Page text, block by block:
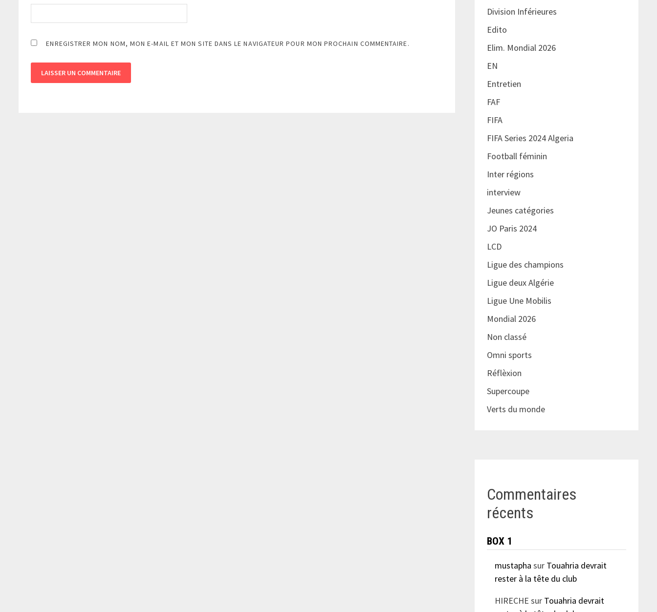
ENREGISTRER MON NOM, MON E-MAIL ET MON SITE DANS LE NAVIGATEUR POUR MON PROCHAIN COMMENTAIRE.
Division Inférieures
Edito
Elim. Mondial 2026
EN
Entretien
FAF
FIFA
FIFA Series 2024 Algeria
Football féminin
Inter régions
interview
Jeunes catégories
JO Paris 2024
LCD
Ligue des champions
Ligue deux Algérie
Ligue Une Mobilis
Mondial 2026
Non classé
Omni sports
Réflèxion
Supercoupe
Verts du monde
Commentaires
récents
BOX 1
mustapha sur Touahria devrait
rester à la tête du club
HIRECHE sur Touahria devrait